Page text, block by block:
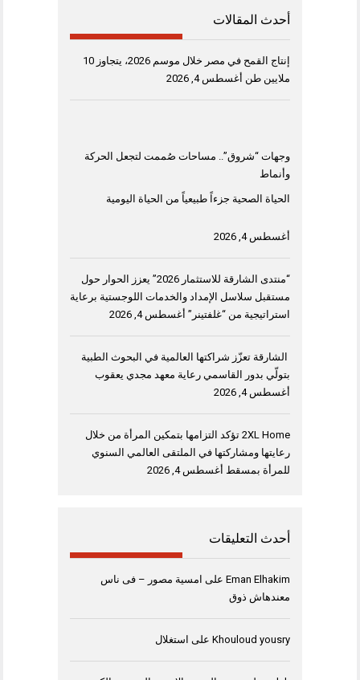
أحدث المقالات
إنتاج القمح في مصر خلال موسم 2026، يتجاوز 10
ملايين طن أغسطس 4, 2026
وجهات “شروق”.. مساحات صُممت لتجعل الحركة
وأنماط
الحياة الصحية جزءاً طبيعياً من الحياة اليومية
أغسطس 4, 2026
“منتدى الشارقة للاستثمار 2026” يعزز الحوار حول
مستقبل سلاسل الإمداد والخدمات اللوجستية برعاية
استراتيجية من “غلفتينر” أغسطس 4, 2026
الشارقة تعزّز شراكتها العالمية في البحوث الطبية
بتولّي بدور القاسمي رعاية معهد مجدي يعقوب
أغسطس 4, 2026
2XL Home تؤكد التزامها بتمكين المرأة من خلال
رعايتها ومشاركتها في الملتقى العالمي السنوي
للمرأة بمسقط أغسطس 4, 2026
أحدث التعليقات
Eman Elhakim على امسية مصور – فى ناس
معندهاش ذوق
Khouloud yousry على استغلال